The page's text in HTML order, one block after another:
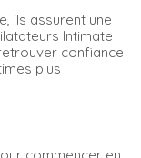
ils assurent une
Intimate
confiance
plus
commencer en